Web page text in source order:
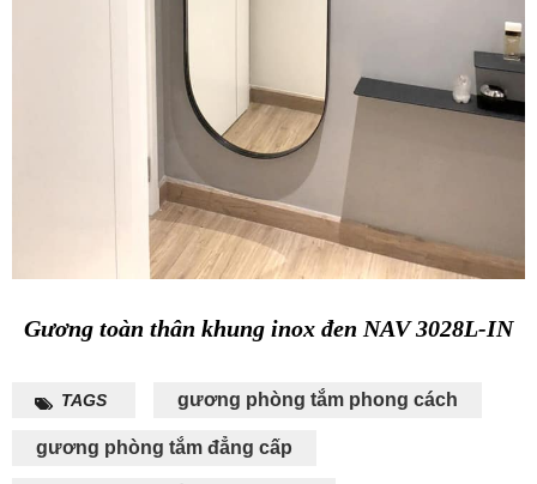
Gương toàn thân khung inox đen NAV 3028L-IN
TAGS gương phòng tắm phong cách
gương phòng tắm đẳng cấp